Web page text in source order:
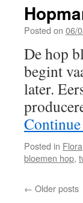
Posted on 06/
De hop
begint
later.
Posted in Flora
bloemen hop,
← Older posts